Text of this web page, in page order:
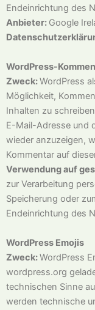
Endeinrichtung des
Anbieter: Google
WordPress-
Zweck:WordPress
Möglichkeit,
Inhalten zu
E-Mail-Adresse und
wieder anzuzeigen,
Kommentar auf
Verwendung auf
zur Verarbeitung
Speicherung oder
Endeinrichtung des
WordPress Emojis
Zweck:WordPress
wordpress.org
technischen Sinne
werden technische